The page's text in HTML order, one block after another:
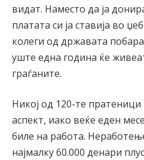
видат. Наместо да ја
платата си ја ставија во
колеги од државата
уште една година ќе
граѓаните.
Никој од 120-те
аспект, иако веќе еден
биле на работа.
најмалку 60.000 денари